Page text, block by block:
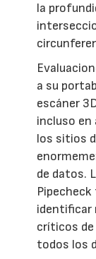
la
a su
escáner
incluso en
los sitios
de datos.
identificar
críticos
todos los